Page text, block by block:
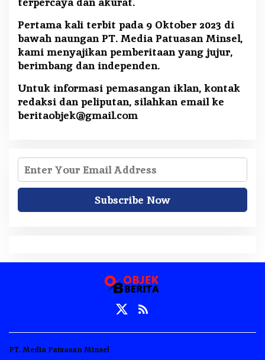
Pertama kali terbit pada 9 Oktober 2023 di
bawah naungan PT. Media Patuasan Minsel,
kami menyajikan pemberitaan yang jujur,
berimbang dan independen.
Untuk informasi pemasangan iklan, kontak
redaksi dan peliputan, silahkan email ke
beritaobjek@gmail.com
PT. Media Patuasan Minsel